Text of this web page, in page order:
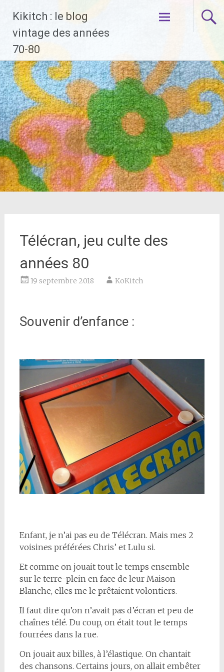
contenu
Kikitch : le blog
vintage des années
70-80
Télécran, jeu culte des
années 80
19 septembre 2018 KoKitch
Souvenir d’enfance :
Enfant, je n’ai pas eu de Télécran. Mais mes 2
voisines préférées Chris’ et Lulu si.
Et comme on jouait tout le temps ensemble
sur le terre-plein en face de leur Maison
Blanche, elles me le prêtaient volontiers.
Il faut dire qu’on n’avait pas d’écran et peu de
chaînes télé. Du coup, on était tout le temps
fourrées dans la rue.
On jouait aux billes, à l’élastique. On chantait
des chansons. Certains jours, on allait embêter